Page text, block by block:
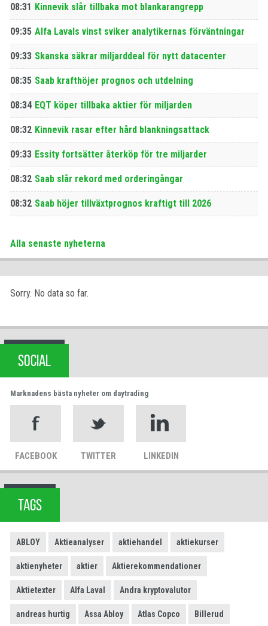
08:31 Kinnevik slår tillbaka mot blankarangrepp
09:35 Alfa Lavals vinst sviker analytikernas förväntningar
09:33 Skanska säkrar miljarddeal för nytt datacenter
08:35 Saab krafthöjer prognos och utdelning
08:34 EQT köper tillbaka aktier för miljarden
08:32 Kinnevik rasar efter hård blankningsattack
09:33 Essity fortsätter återköp för tre miljarder
08:32 Saab slår rekord med orderingångar
08:32 Saab höjer tillväxtprognos kraftigt till 2026
Alla senaste nyheterna
Sorry. No data so far.
SOCIAL
Marknadens bästa nyheter om daytrading
FACEBOOK TWITTER LINKEDIN
TAGS
ABLOY Aktieanalyser aktiehandel aktiekurser
aktienyheter aktier Aktierekommendationer
Aktietexter Alfa Laval Andra kryptovalutor
andreas hurtig Assa Abloy Atlas Copco Billerud